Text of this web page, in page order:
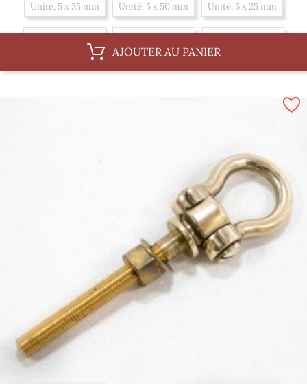
Unité, 5 x 35 mm Unité, 5 x 50 mm Unité, 5 x 25 mm
Unité, 5 x 45 mm Unité, 5 x 20 mm Unité, 5 x 70 mm
Boite, 5 x 50 mm
AJOUTER AU PANIER